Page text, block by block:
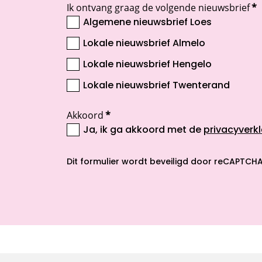
Ik ontvang graag de volgende nieuwsbrief*
Algemene nieuwsbrief Loes
Lokale nieuwsbrief Almelo
Lokale nieuwsbrief Hengelo
Lokale nieuwsbrief Twenterand
Akkoord*
Ja, ik ga akkoord met de
Dit formulier wordt beveiligd door